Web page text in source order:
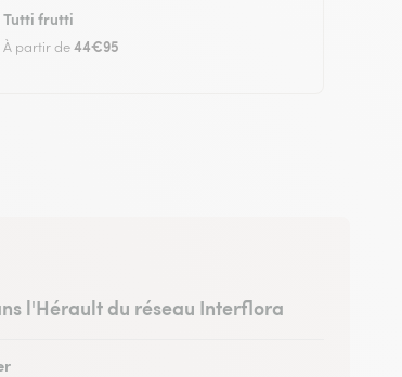
Tutti frutti
À partir de44€95
l'Hérault du réseau Interflora